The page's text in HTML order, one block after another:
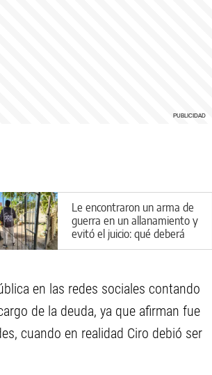
Le encontraron un arma de
guerra en un allanamiento y
evitó el juicio: qué deberá
hacer en Cipolletti
en las redes sociales contando
de la deuda, ya que afirman fue
cuando en realidad Ciro debió ser